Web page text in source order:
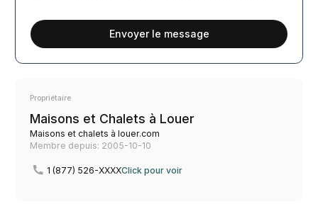
Propriétaire
Maisons et Chalets à Louer
Maisons et chalets à louer.com
Membre depuis: 2005-10-10
1 (877) 526-XXXXClick pour voir
Envoyer le message